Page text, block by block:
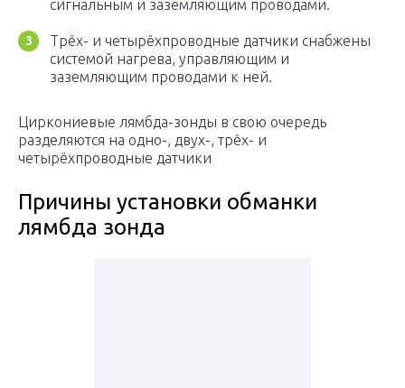
сигнальным и заземляющим проводами.
Трёх- и четырёхпроводные датчики снабжены
системой нагрева, управляющим и
заземляющим проводами к ней.
Циркониевые лямбда-зонды в свою очередь
разделяются на одно-, двух-, трёх- и
четырёхпроводные датчики
Причины установки обманки
лямбда зонда